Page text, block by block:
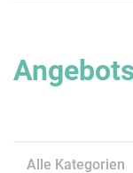
Alle Kategorien